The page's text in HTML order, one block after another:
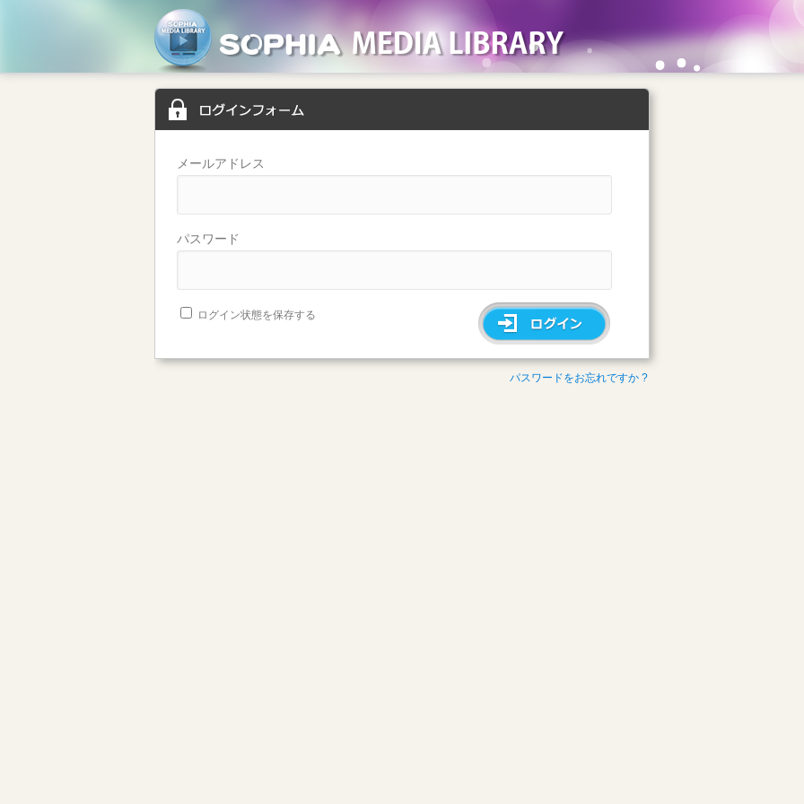
ソフィア・メディアライブラリー
メールアドレス
パスワード
ログイン状態を保存する
パスワードをお忘れですか ?